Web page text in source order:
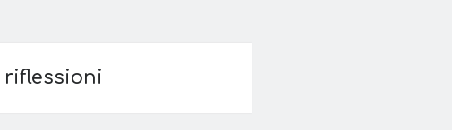
riflessioni